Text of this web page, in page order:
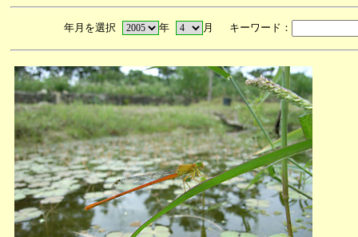
年月を選択 年 月 キーワード：